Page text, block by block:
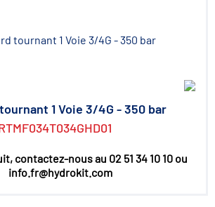
1 Voie 3/4G - 350 bar
contactez-nous au 02 51 34 10 10 ou
info.fr@hydrokit.com